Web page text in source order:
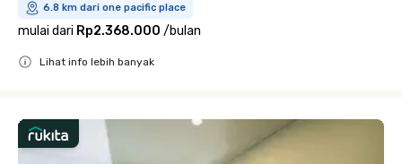
6.8 km dari one pacific place
mulai dari Rp2.368.000 /bulan
Lihat info lebih banyak